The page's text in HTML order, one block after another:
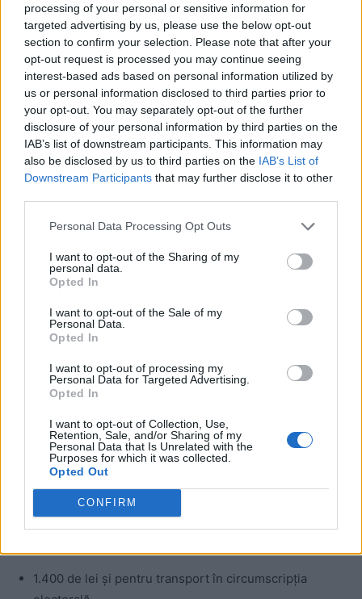
processing of your personal or sensitive information for
targeted advertising by us, please use the below opt-out
section to confirm your selection. Please note that after your
opt-out request is processed you may continue seeing
interest-based ads based on personal information utilized by
us or personal information disclosed to third parties prior to
your opt-out. You may separately opt-out of the further
disclosure of your personal information by third parties on the
IAB’s list of downstream participants. This information may
also be disclosed by us to third parties on the IAB’s List of
Downstream Participants that may further disclose it to other
Personal Data Processing Opt Outs
I want to opt-out of the Sharing of my
personal data.
Opted In
I want to opt-out of the Sale of my
Personal Data.
Opted In
I want to opt-out of processing my
Personal Data for Targeted Advertising.
Opted In
I want to opt-out of Collection, Use,
Retention, Sale, and/or Sharing of my
Personal Data that Is Unrelated with the
Purposes for which it was collected.
Opted Out
CONFIRM
două Camere
20.176 de lei– președinții comisiilor permanente
19.552 de lei– vicepreședinții comisiilor permanente
19.136 de lei– secretarii comisiilor permanente.Un
parlamentar mai primește 25.000 de lei pe lună drept
sumă forfetară pentru cabinetele parlamentare și
activitatea parlamentară din circumscriptiile electorale.
declarației pe proprie răspundere.
ad
1.400 de lei și pentru transport în circumscripția